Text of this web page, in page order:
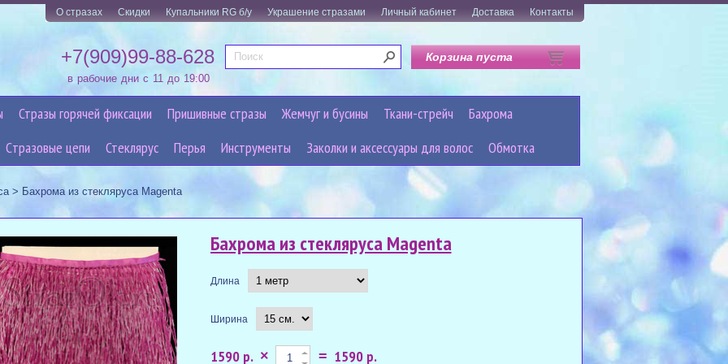
О стразах Скидки Купальники RG б/у Украшение стразами Личный кабинет Доставка Контакты
+7(909)99-88-628
в рабочие дни с 11 до 19:00
Корзина пуста
Стразы горячей фиксации Пришивные стразы Жемчуг и бусины Ткани-стрейч
Бахрома
Cтразовые цепи
Стеклярус Перья Инструменты Заколки и аксессуары для волос Обмотка
> Бахрома из стекляруса Magenta
Бахрома из стекляруса Magenta
Длина
Ширина
1590 р. × = 1590 р.